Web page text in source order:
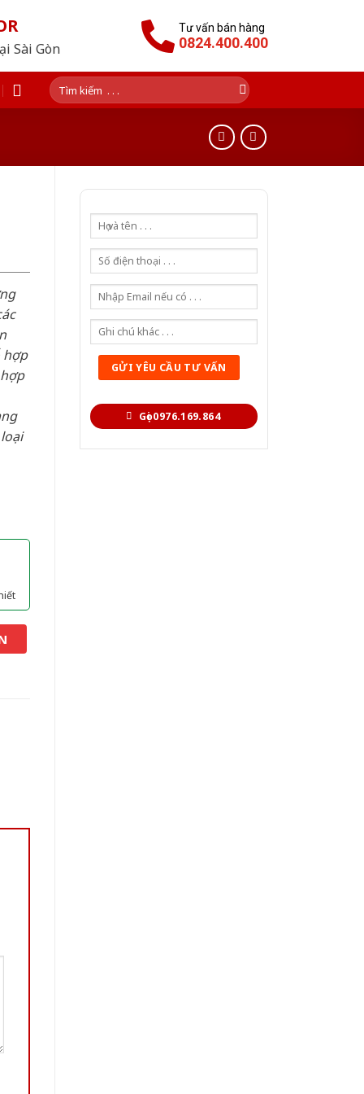
Sài Gòn
Tư vấn bán hàng
0824.400.400
Tìm
kiếm:
Gọi 0976.169.864
hợp